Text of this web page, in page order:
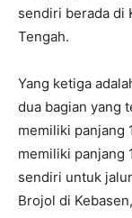
sendiri berada di
Tengah.
Yang ketiga
dua bagian yang
memiliki panjang
memiliki panjang
sendiri untuk
Brojol di